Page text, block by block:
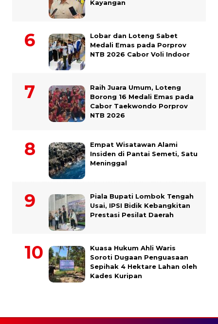
Kayangan
Lobar dan Loteng Sabet
Medali Emas pada Porprov
NTB 2026 Cabor Voli Indoor
Raih Juara Umum, Loteng
Borong 16 Medali Emas pada
Cabor Taekwondo Porprov
NTB 2026
Empat Wisatawan Alami
Insiden di Pantai Semeti, Satu
Meninggal
Piala Bupati Lombok Tengah
Usai, IPSI Bidik Kebangkitan
Prestasi Pesilat Daerah
Kuasa Hukum Ahli Waris
Soroti Dugaan Penguasaan
Sepihak 4 Hektare Lahan oleh
Kades Kuripan